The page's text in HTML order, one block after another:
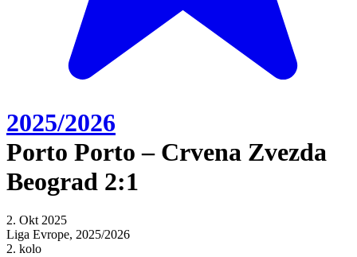
2025/2026
Porto Porto – Crvena Zvezda
Beograd 2:1
2. Okt 2025
Liga Evrope, 2025/2026
2. kolo